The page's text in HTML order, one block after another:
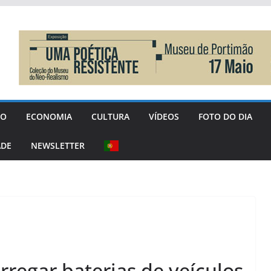
ECONOMIA CULTURA VÍDEOS FOTO DO DIA
NEWSLETTER